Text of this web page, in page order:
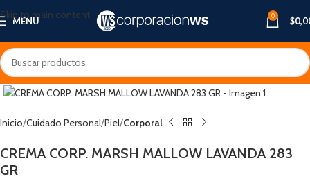
Skip to main content
MENU 0 $
Inicio Cuidado Personal Piel Corporal
CREMA CORP. MARSH MALLOW LAVANDA 283
GR